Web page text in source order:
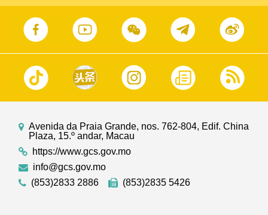
Avenida da Praia Grande, nos. 762-804, Edif. China
Plaza, 15.º andar, Macau
https://www.gcs.gov.mo
info@gcs.gov.mo
(853)2833 2886
(853)2835 5426